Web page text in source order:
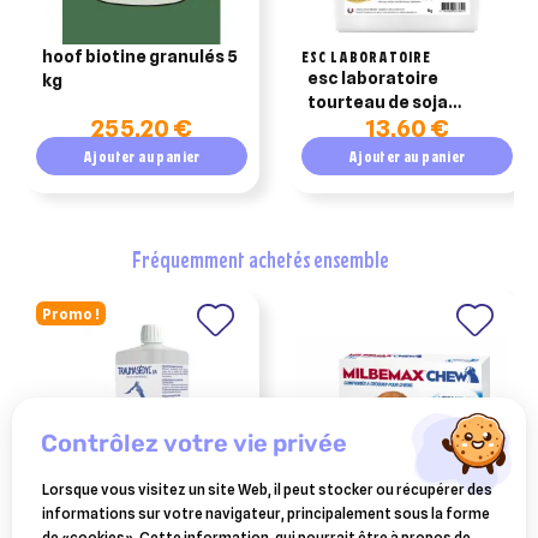
hoof biotine granulés 5
kg
255,20 €
Ajouter au panier
ESC LABORATOIRE
esc laboratoire
tourteau de soja
apport de protéines
2.5kg
13,60 €
Ajouter au panier
fréquemment achetés ensemble
Promo !
BOIRON
ELANCO ANIMAL
contrôlez votre vie privée
Lorsque vous visitez un site Web, il peut stocker ou récupérer des
informations sur votre navigateur, principalement sous la forme